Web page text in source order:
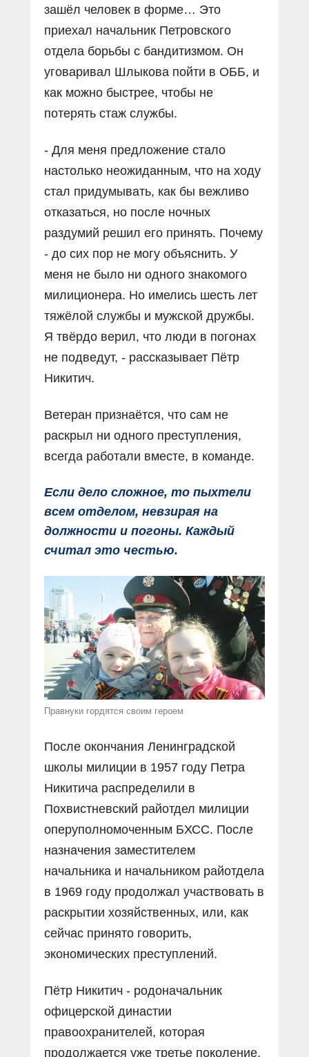
зашёл человек в форме… Это
приехал начальник Петровского
отдела борьбы с бандитизмом. Он
уговаривал Шлыкова пойти в ОББ, и
как можно быстрее, чтобы не
потерять стаж службы.
- Для меня предложение стало
настолько неожиданным, что на ходу
стал придумывать, как бы вежливо
отказаться, но после ночных
раздумий решил его принять. Почему
- до сих пор не могу объяснить. У
меня не было ни одного знакомого
милиционера. Но имелись шесть лет
тяжёлой службы и мужской дружбы.
Я твёрдо верил, что люди в погонах
не подведут, - рассказывает Пётр
Никитич.
Ветеран признаётся, что сам не
раскрыл ни одного преступления,
всегда работали вместе, в команде.
Если дело сложное, то пыхтели
всем отделом, невзирая на
должности и погоны. Каждый
считал это честью.
Правнуки гордятся своим героем
После окончания Ленинградской
школы милиции в 1957 году Петра
Никитича распределили в
Похвистневский райотдел милиции
оперуполномоченным БХСС. После
назначения заместителем
начальника и начальником райотдела
в 1969 году продолжал участвовать в
раскрытии хозяйственных, или, как
сейчас принято говорить,
экономических преступлений.
Пётр Никитич - родоначальник
офицерской династии
правоохранителей, которая
продолжается уже третье поколение.